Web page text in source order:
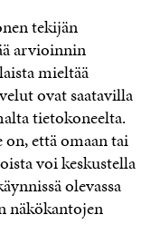
tekijän
arvioinnin
mieltää
ovat saatavilla
tietokoneelta.
on, että omaan tai
voi keskustella
olevassa
näkökantojen